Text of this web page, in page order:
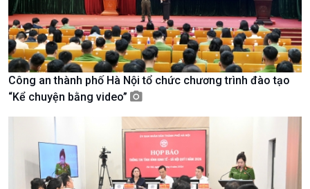
Bản tin
Chuyên mục
Theo dòng Thời sự
Công an thành phố Hà Nội tổ chức chương trình đào tạo
“Kể chuyện bằng video”